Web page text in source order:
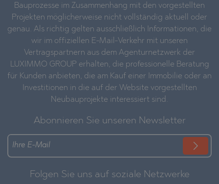
Bauprozesse im Zusammenhang mit den vorgestellten
Projekten möglicherweise nicht vollständig aktuell oder
genau. Als richtig gelten ausschließlich Informationen, die
wir im offiziellen E-Mail-Verkehr mit unseren
Vertragspartnern aus dem Agenturnetzwerk der
LUXIMMO GROUP erhalten, die professionelle Beratung
für Kunden anbieten, die am Kauf einer Immobilie oder an
Investitionen in die auf der Website vorgestellten
Neubauprojekte interessiert sind.
Abonnieren Sie unseren Newsletter
Folgen Sie uns auf soziale Netzwerke